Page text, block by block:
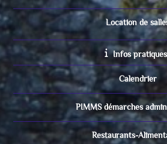
Location de
Infos pratiques
Calendrier
PIMMS démarches
Restaurants-